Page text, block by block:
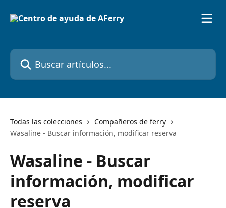
Buscar artículos...
Todas las colecciones
Compañeros de ferry
Wasaline - Buscar información, modificar reserva
Wasaline - Buscar
información, modificar
reserva